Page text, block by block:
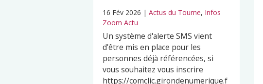
16 Fév 2026 | Actus du Tourne, Infos
Zoom Actu
Un système d'alerte SMS vient
d'être mis en place pour les
personnes déjà référencées, si
vous souhaitez vous inscrire
https://comclic.girondenumerique.f